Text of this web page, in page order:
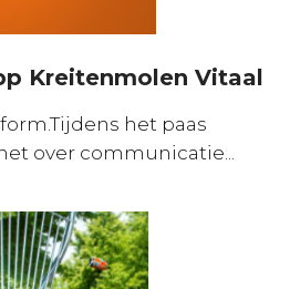
Kreitenmolen Vitaal
het paas
over communicatie...